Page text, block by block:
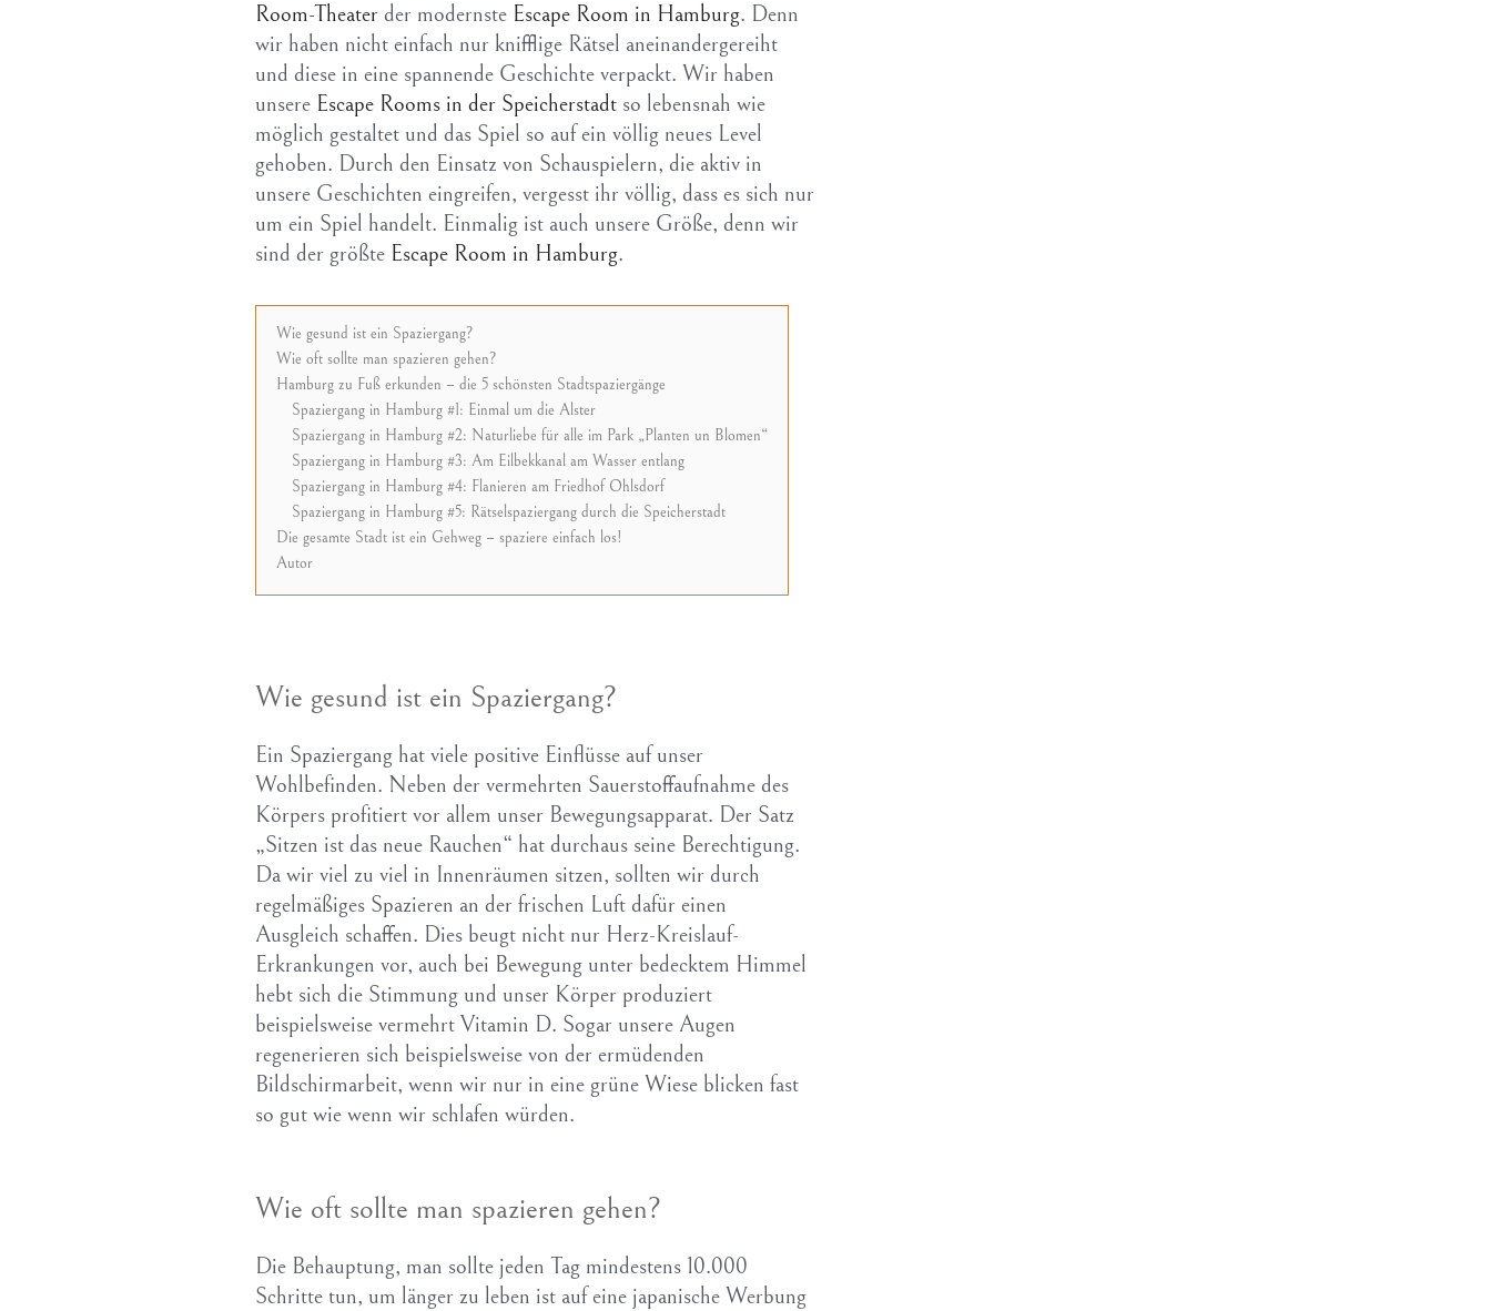
Room-Theater der modernste Escape Room in Hamburg. Denn
wir haben nicht einfach nur knifflige Rätsel aneinandergereiht
und diese in eine spannende Geschichte verpackt. Wir haben
unsere Escape Rooms in der Speicherstadt so lebensnah wie
möglich gestaltet und das Spiel so auf ein völlig neues Level
gehoben. Durch den Einsatz von Schauspielern, die aktiv in
unsere Geschichten eingreifen, vergesst ihr völlig, dass es sich nur
um ein Spiel handelt. Einmalig ist auch unsere Größe, denn wir
sind der größte Escape Room in Hamburg.
Wie gesund ist ein Spaziergang?
Wie oft sollte man spazieren gehen?
Hamburg zu Fuß erkunden – die 5 schönsten Stadtspaziergänge
Spaziergang in Hamburg #1: Einmal um die Alster
Spaziergang in Hamburg #2: Naturliebe für alle im Park „Planten un Blomen“
Spaziergang in Hamburg #3: Am Eilbekkanal am Wasser entlang
Spaziergang in Hamburg #4: Flanieren am Friedhof Ohlsdorf
Spaziergang in Hamburg #5: Rätselspaziergang durch die Speicherstadt
Die gesamte Stadt ist ein Gehweg – spaziere einfach los!
Autor
Wie gesund ist ein Spaziergang?
Ein Spaziergang hat viele positive Einflüsse auf unser
Wohlbefinden. Neben der vermehrten Sauerstoffaufnahme des
Körpers profitiert vor allem unser Bewegungsapparat. Der Satz
„Sitzen ist das neue Rauchen“ hat durchaus seine Berechtigung.
Da wir viel zu viel in Innenräumen sitzen, sollten wir durch
regelmäßiges Spazieren an der frischen Luft dafür einen
Ausgleich schaffen. Dies beugt nicht nur Herz-Kreislauf-
Erkrankungen vor, auch bei Bewegung unter bedecktem Himmel
hebt sich die Stimmung und unser Körper produziert
beispielsweise vermehrt Vitamin D. Sogar unsere Augen
regenerieren sich beispielsweise von der ermüdenden
Bildschirmarbeit, wenn wir nur in eine grüne Wiese blicken fast
so gut wie wenn wir schlafen würden.
Wie oft sollte man spazieren gehen?
Die Behauptung, man sollte jeden Tag mindestens 10.000
Schritte tun, um länger zu leben ist auf eine japanische Werbung